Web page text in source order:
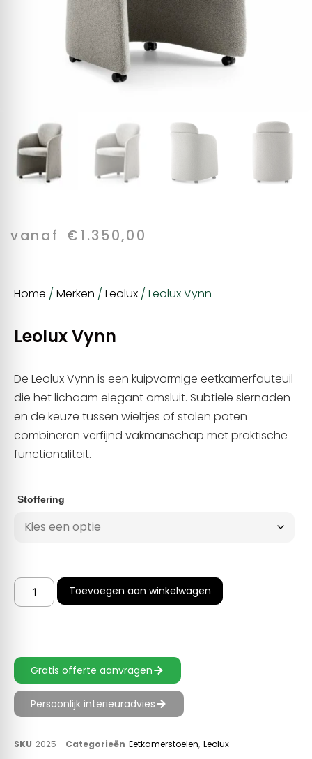
vanaf €1.350,00
Home /Merken /Leolux / Leolux Vynn
Leolux Vynn
De Leolux Vynn is een kuipvormige eetkamerfauteuil
die het lichaam elegant omsluit. Subtiele siernaden
en de keuze tussen wieltjes of stalen poten
combineren verfijnd vakmanschap met praktische
functionaliteit.
Stoffering
Toevoegen aan winkelwagen
Gratis offerte aanvragen
Persoonlijk interieuradvies
SKU 2025 Categorieën Eetkamerstoelen, Leolux